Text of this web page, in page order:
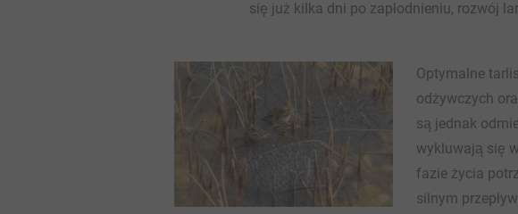
się już kilka dni po zapłodnieniu, rozwój
Optymalne
odżywczych
są jednak
wykluwają się
fazie życia
silnym